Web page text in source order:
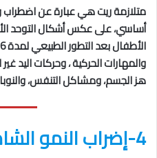
متلازمة ريت هي عبارة عن اضطراب
أساسي، على عكس أشكال التوحد
والمهارات الحركية ، وحركات اليد
هز الجسم، ومشاكل التنفس،
4-إضراب النمو الشامل